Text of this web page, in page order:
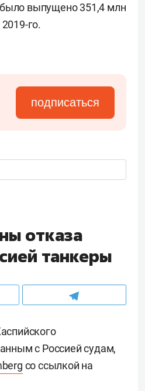
было выпущено 351,4 млн
го.
подписаться
отказа
танкеры
с Россией судам,
со ссылкой на